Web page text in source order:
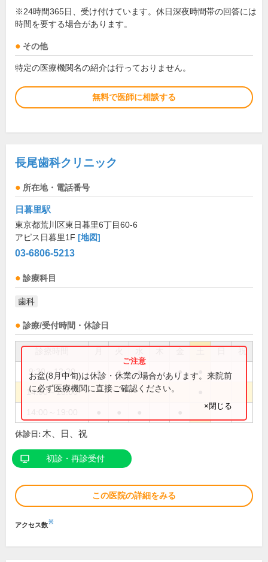
※24時間365日、受け付けています。休日深夜時間帯の回答には
時間を要する場合があります。
その他
特定の医療機関名の紹介は行っておりません。
無料で医師に相談する
長尾歯科クリニック
所在地・電話番号
日暮里駅
東京都荒川区東日暮里6丁目60-6
アピス日暮里1F [地図]
03-6806-5213
診療科目
歯科
診療/受付時間・休診日
祝
9:30～12:30 ● ● ● ●
14:00～18:00
お盆(8月中旬)は休診・休業の場合があります。来院前
に必ず医療機関に直接ご確認ください。
×閉じる
休診日: 木、日、祝
初診・再診受付
この医院の詳細をみる
アクセス数※